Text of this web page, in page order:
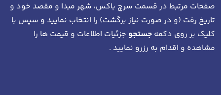
صفحات مرتبط در قسمت سرچ باکس، شهر مبدا و مقصد خود و
تاریخ رفت (و در صورت نیاز برگشت) را انتخاب نمایید و سپس با
کلیک بر روی دکمه جستجو جزئیات اطلاعات و قیمت ها را
مشاهده و اقدام به رزرو نمایید .